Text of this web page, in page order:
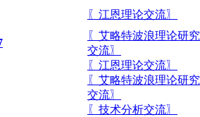
〖江恩理论交流〗
〖艾略特波浪理论研究
交流〗
〖江恩理论交流〗
〖艾略特波浪理论研究
交流〗
〖技术分析交流〗